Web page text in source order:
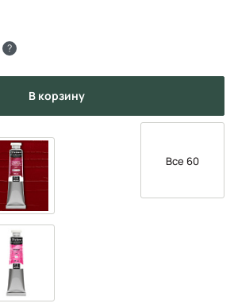
?
в корзину
Все 60